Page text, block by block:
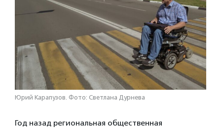
Юрий Карапузов. Фото: Светлана Дурнева
Год назад региональная общественная